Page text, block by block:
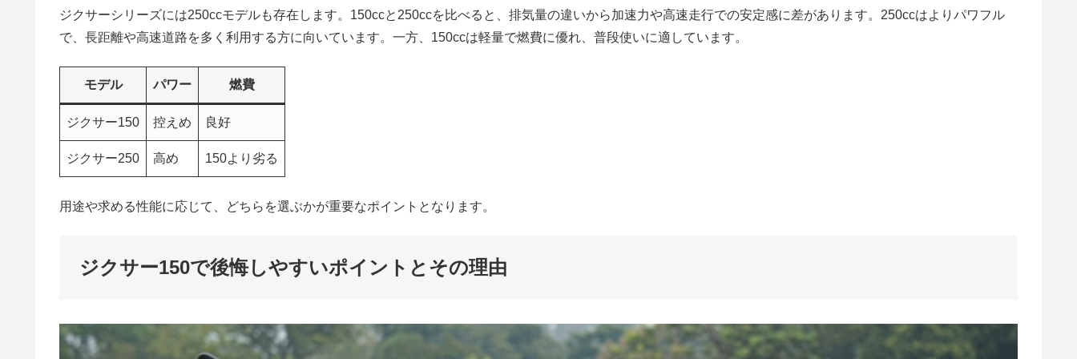
ジクサーシリーズには250ccモデルも存在します。150ccと250ccを比べると、排気量の違いから加速力や高速走行での安定感に差があります。250ccはよりパワフル
で、長距離や高速道路を多く利用する方に向いています。一方、150ccは軽量で燃費に優れ、普段使いに適しています。
モデル パワー 燃費
ジクサー150 控えめ 良好
ジクサー250 高め 150より劣る
用途や求める性能に応じて、どちらを選ぶかが重要なポイントとなります。
ジクサー150で後悔しやすいポイントとその理由